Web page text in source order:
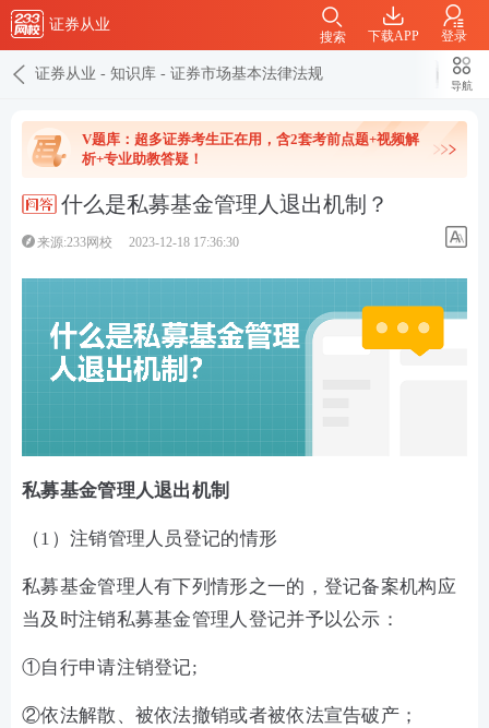
证券从业
下载APP 登录
搜索
证券从业 - 知识库 - 证券市场基本法律法规
导航
V题库：超多证券考生正在用，含2套考前点题+视频解
析+专业助教答疑！
什么是私募基金管理人退出机制？
来源:233网校 2023-12-18 17:36:30
私募基金管理人退出机制
（1）注销管理人员登记的情形
私募基金管理人有下列情形之一的，登记备案机构应
当及时注销私募基金管理人登记并予以公示 ：
①自行申请注销登记;
②依法解散、被依法撤销或者被依法宣告破产；